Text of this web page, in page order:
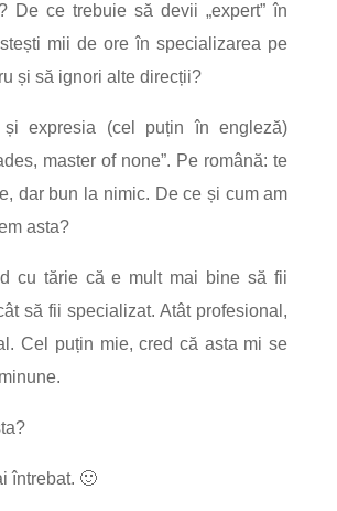
De ce trebuie să devii „expert” în
mii de ore în specializarea pe
și să ignori alte direcții?
expresia (cel puțin în engleză)
master of none”. Pe română: te
dar bun la nimic. De ce și cum am
asta?
cu tărie că e mult mai bine să fii
să fii specializat. Atât profesional,
Cel puțin mie, cred că asta mi se
întrebat. 🙂